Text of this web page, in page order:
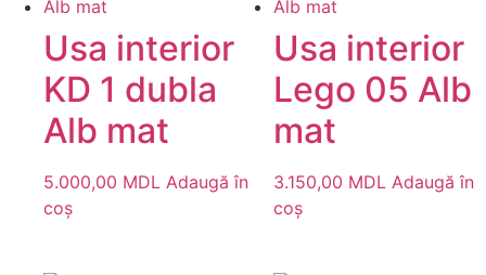
Usa interior
KD 1 dubla
Alb mat
5.000,00 MDL Adaugă în
coș
Usa interior
Lego 05 Alb
mat
3.150,00 MDL Adaugă în
coș